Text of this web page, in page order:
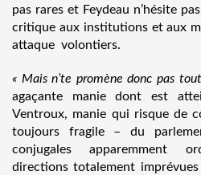
pas rares et Feydeau n’hésite
critique aux institutions et aux
attaque volontiers.
« Mais n’te promène donc pas
agaçante manie dont est
Ventroux, manie qui risque de
toujours fragile – du
conjugales apparemment
directions totalement imprévues